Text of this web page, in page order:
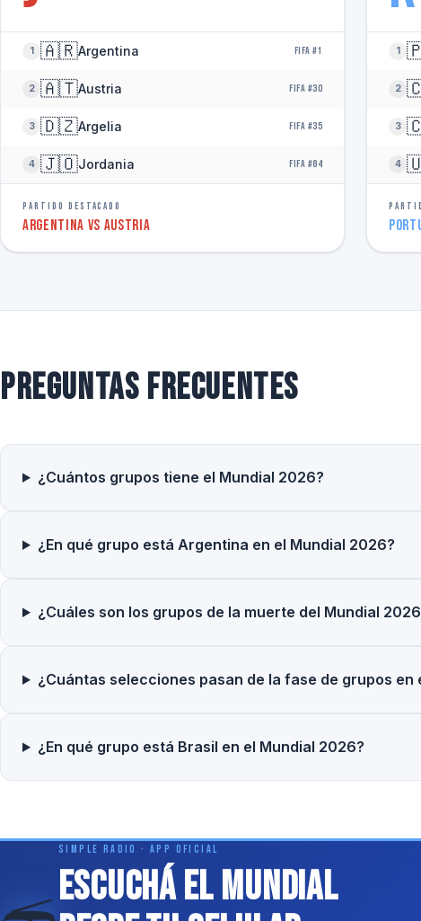
1 🇦🇷Argentina FIFA #1
2 🇦🇹Austria FIFA #30
3 🇩🇿Argelia FIFA #35
4 🇯🇴Jordania FIFA #84
PARTIDO DESTACADO
Argentina vs Austria
1
2
3
4
Preguntas frecuentes
¿Cuántos grupos tiene el Mundial 2026?
¿En qué grupo está Argentina en el Mundial 2026?
¿Cuáles son los grupos de la muerte del Mundial
¿Cuántas selecciones pasan de la fase de grupos en
¿En qué grupo está Brasil en el Mundial 2026?
SIMPLE RADIO · APP OFICIAL
Escuchá el Mundial